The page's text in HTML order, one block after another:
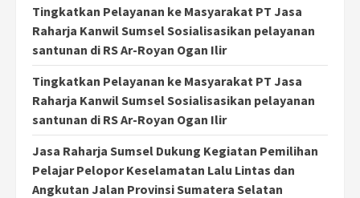
Tingkatkan Pelayanan ke Masyarakat PT Jasa
Raharja Kanwil Sumsel Sosialisasikan pelayanan
santunan di RS Ar-Royan Ogan Ilir
Tingkatkan Pelayanan ke Masyarakat PT Jasa
Raharja Kanwil Sumsel Sosialisasikan pelayanan
santunan di RS Ar-Royan Ogan Ilir
Jasa Raharja Sumsel Dukung Kegiatan Pemilihan
Pelajar Pelopor Keselamatan Lalu Lintas dan
Angkutan Jalan Provinsi Sumatera Selatan